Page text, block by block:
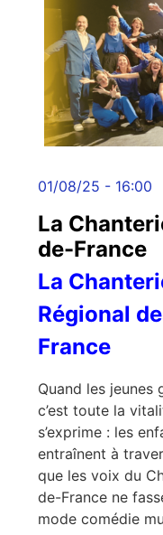
01/08/25 - 16:00
La
de-France
La
Régional
France
Quand les jeunes
c’est toute la
s’exprime : les
entraînent à
que les voix du
de-France ne
mode comédie